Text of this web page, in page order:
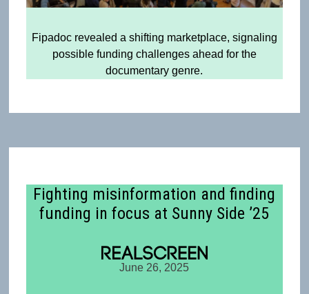
Fipadoc revealed a shifting marketplace, signaling
possible funding challenges ahead for the
documentary genre.
Fighting misinformation and finding
funding in focus at Sunny Side ’25
June 26, 2025